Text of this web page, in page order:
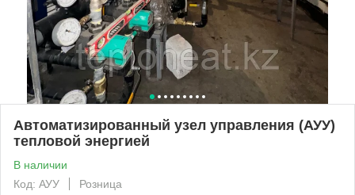
Автоматизированный узел управления (АУУ)
тепловой энергией
В наличии
Код: АУУ
Розница